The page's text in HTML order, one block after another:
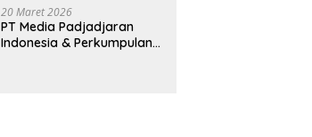
Pelebaran Jalan!
20 Maret 2026
PT Media Padjadjaran
Indonesia & Perkumpulan